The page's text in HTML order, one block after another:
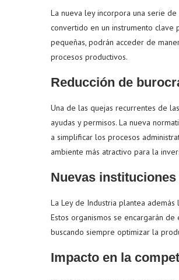
La nueva ley incorpora una serie
convertido en un instrumento clave
pequeñas, podrán acceder de
procesos productivos.
Reducción de
Una de las quejas recurrentes de
ayudas y permisos. La nueva
a simplificar los procesos
ambiente más atractivo para la
Nuevas
La Ley de Industria plantea
Estos organismos se encargarán
buscando siempre optimizar la
Impacto en la